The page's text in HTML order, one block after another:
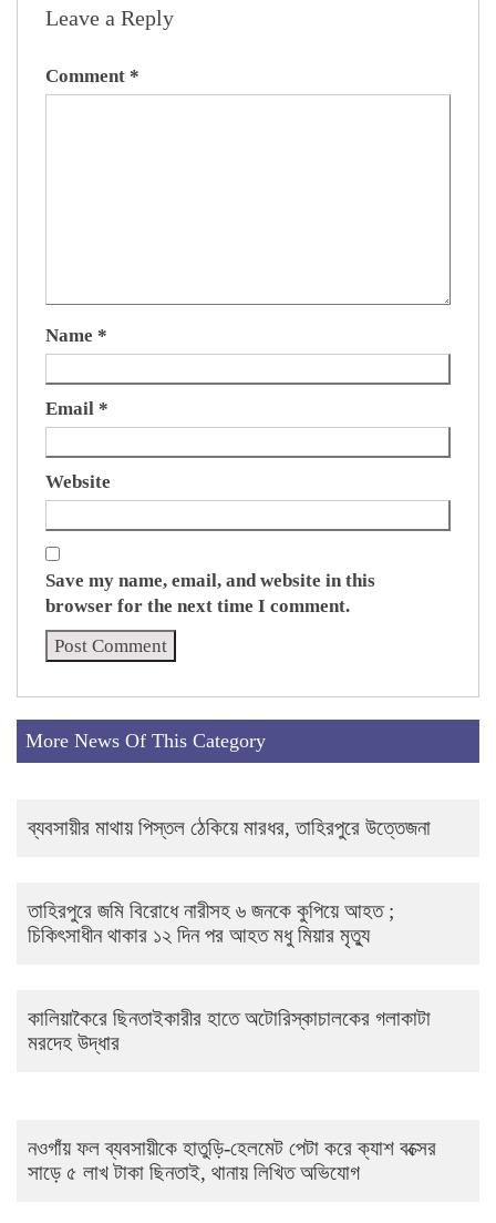
Leave a Reply
Comment *
Name *
Email *
Website
Save my name, email, and website in this
browser for the next time I comment.
More News Of This Category
ব্যবসায়ীর মাথায় পিস্তল ঠেকিয়ে মারধর, তাহিরপুরে উত্তেজনা
তাহিরপুরে জমি বিরোধে নারীসহ ৬ জনকে কুপিয়ে আহত ;
চিকিৎসাধীন থাকার ১২ দিন পর আহত মধু মিয়ার মৃত্যু
কালিয়াকৈরে ছিনতাইকারীর হাতে অটোরিস্কাচালকের গলাকাটা
মরদেহ উদ্ধার
নওগাঁয় ফল ব্যবসায়ীকে হাতুড়ি-হেলমেট পেটা করে ক্যাশ বক্সের
সাড়ে ৫ লাখ টাকা ছিনতাই, থানায় লিখিত অভিযোগ